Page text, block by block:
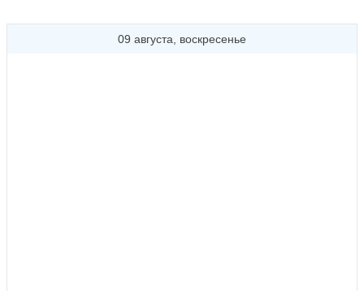
09 августа, воскресенье